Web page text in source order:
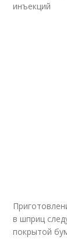
инъекций
в шприц
покрытой